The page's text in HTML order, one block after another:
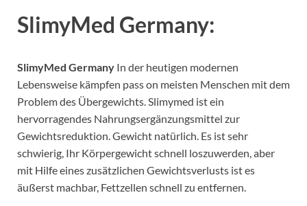
SlimyMed Germany:
SlimyMed Germany In der heutigen modernen
Lebensweise kämpfen pass on meisten Menschen mit dem
Problem des Übergewichts. Slimymed ist ein
hervorragendes Nahrungsergänzungsmittel zur
Gewichtsreduktion. Gewicht natürlich. Es ist sehr
schwierig, Ihr Körpergewicht schnell loszuwerden, aber
mit Hilfe eines zusätzlichen Gewichtsverlusts ist es
äußerst machbar, Fettzellen schnell zu entfernen.